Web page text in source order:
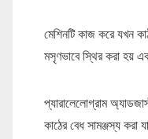
মেশিনটি কাজ করে যখন
মসৃণভাবে স্থির করা হয়
প্যারালেলোগ্রাম
কাঠের বেধ সামঞ্জস্য করা